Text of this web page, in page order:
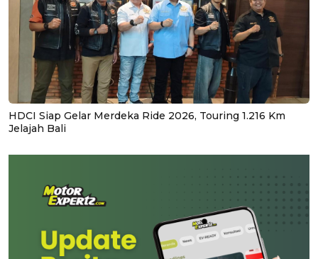
HDCI Siap Gelar Merdeka Ride 2026, Touring 1.216 Km
Jelajah Bali